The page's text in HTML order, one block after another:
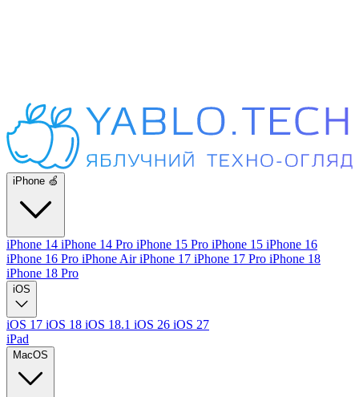
iPhone 🍏
iPhone 14 iPhone 14 Pro iPhone 15 Pro iPhone 15 iPhone 16
iPhone 16 Pro iPhone AiriPhone 17 iPhone 17 Pro iPhone 18
iPhone 18 Pro
iOS
iOS 17 iOS 18 iOS 18.1 iOS 26 iOS 27
iPad
MacOS